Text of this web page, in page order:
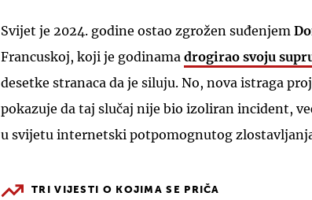
Svijet je 2024. godine ostao zgrožen suđenjem
Francuskoj, koji je godinama drogirao svoju
desetke stranaca da je siluju. No, nova istraga
pokazuje da taj slučaj nije bio izoliran incident,
u svijetu internetski potpomognutog
TRI VIJESTI O KOJIMA SE PRIČA